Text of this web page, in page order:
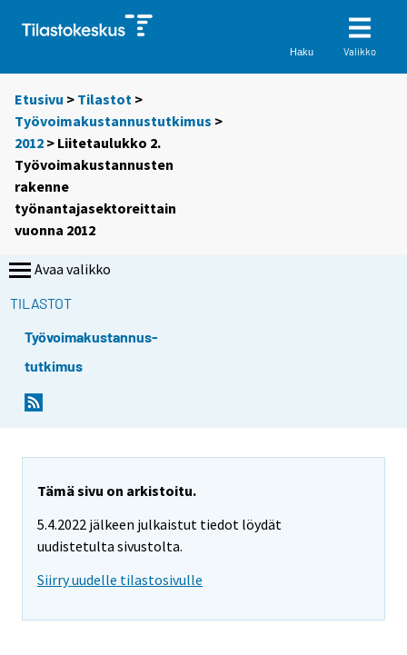
Haku Valikko
Etusivu > Tilastot >
Työvoimakustannustutkimus >
2012 > Liitetaulukko 2.
Työvoimakustannusten
rakenne
työnantajasektoreittain
vuonna 2012
Avaa valikko
TILASTOT
Työvoimakustannus-
tutkimus
Tämä sivu on arkistoitu.
5.4.2022 jälkeen julkaistut tiedot löydät
uudistetulta sivustolta.
Siirry uudelle tilastosivulle